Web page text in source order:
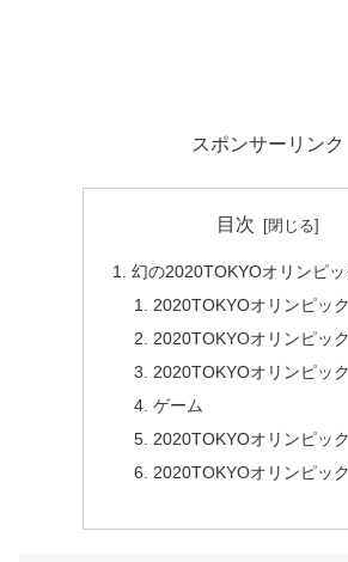
スポンサーリンク
目次
幻の2020TOKYOオリンピ
2020TOKYOオリンピッ
2020TOKYOオリンピッ
2020TOKYOオリンピッ
ゲーム
2020TOKYOオリンピッ
2020TOKYOオリンピッ